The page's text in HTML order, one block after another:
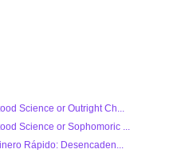
Science or Outright Ch...
Science or Sophomoric ...
Rápido: Desencaden...